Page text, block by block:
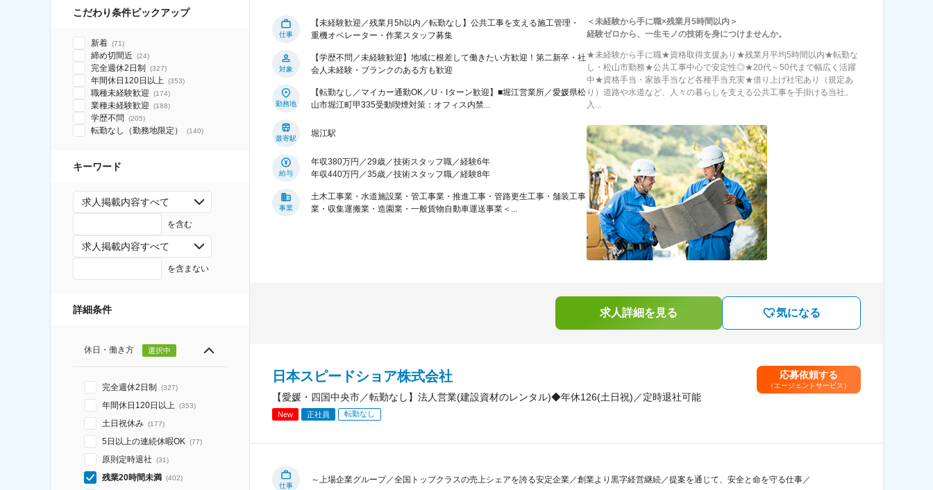
こだわり条件ピックアップ
新着 (71)
締め切間近 (24)
完全週休2日制 (327)
年間休日120日以上 (353)
職種未経験歓迎 (174)
業種未経験歓迎 (188)
学歴不問 (205)
転勤なし（勤務地限定） (140)
キーワード
求人掲載内容すべて
を含む
求人掲載内容すべて
を含まない
詳細条件
休日・働き方 選択中
完全週休2日制 (327)
年間休日120日以上 (353)
土日祝休み (177)
5日以上の連続休暇OK (77)
原則定時退社 (31)
残業20時間未満 (402)
仕事
【未経験歓迎／残業月5h以内／転勤なし】公共工事を支える施工管理・
重機オペレーター・作業スタッフ募集
対象
【学歴不問／未経験歓迎】地域に根差して働きたい方歓迎！第二新卒・社
会人未経験・ブランクのある方も歓迎
勤務地
【転勤なし／マイカー通勤OK／U・Iターン歓迎】■堀江営業所／愛媛県松
山市堀江町甲335受動喫煙対策：オフィス内禁...
最寄駅
堀江駅
給与
年収380万円／29歳／技術スタッフ職／経験6年
年収440万円／35歳／技術スタッフ職／経験8年
事業
土木工事業・水道施設業・管工事業・推進工事・管路更生工事・舗装工事
業・収集運搬業・造園業・一般貨物自動車運送事業＜...
＜未経験から手に職×残業月5時間以内＞
経験ゼロから、一生モノの技術を身につけませんか。
★未経験から手に職★資格取得支援あり★残業月平均5時間以内★転勤な
し・松山市勤務★公共工事中心で安定性◎★20代～50代まで幅広く活躍
中★資格手当・家族手当など各種手当充実★借り上げ社宅あり（規定あ
り）道路や水道など、人々の暮らしを支える公共工事を手掛ける当社。
入...
求人詳細を見る 気になる
日本スピードショア株式会社
【愛媛・四国中央市／転勤なし】法人営業(建設資材のレンタル)◆年休126(土日祝)／定時退社可能
New 正社員 転勤なし
応募依頼する
（エージェントサービス）
仕事
～上場企業グループ／全国トップクラスの売上シェアを誇る安定企業／創業より黒字経営継続／提案を通じて、安全と命を守る仕事／